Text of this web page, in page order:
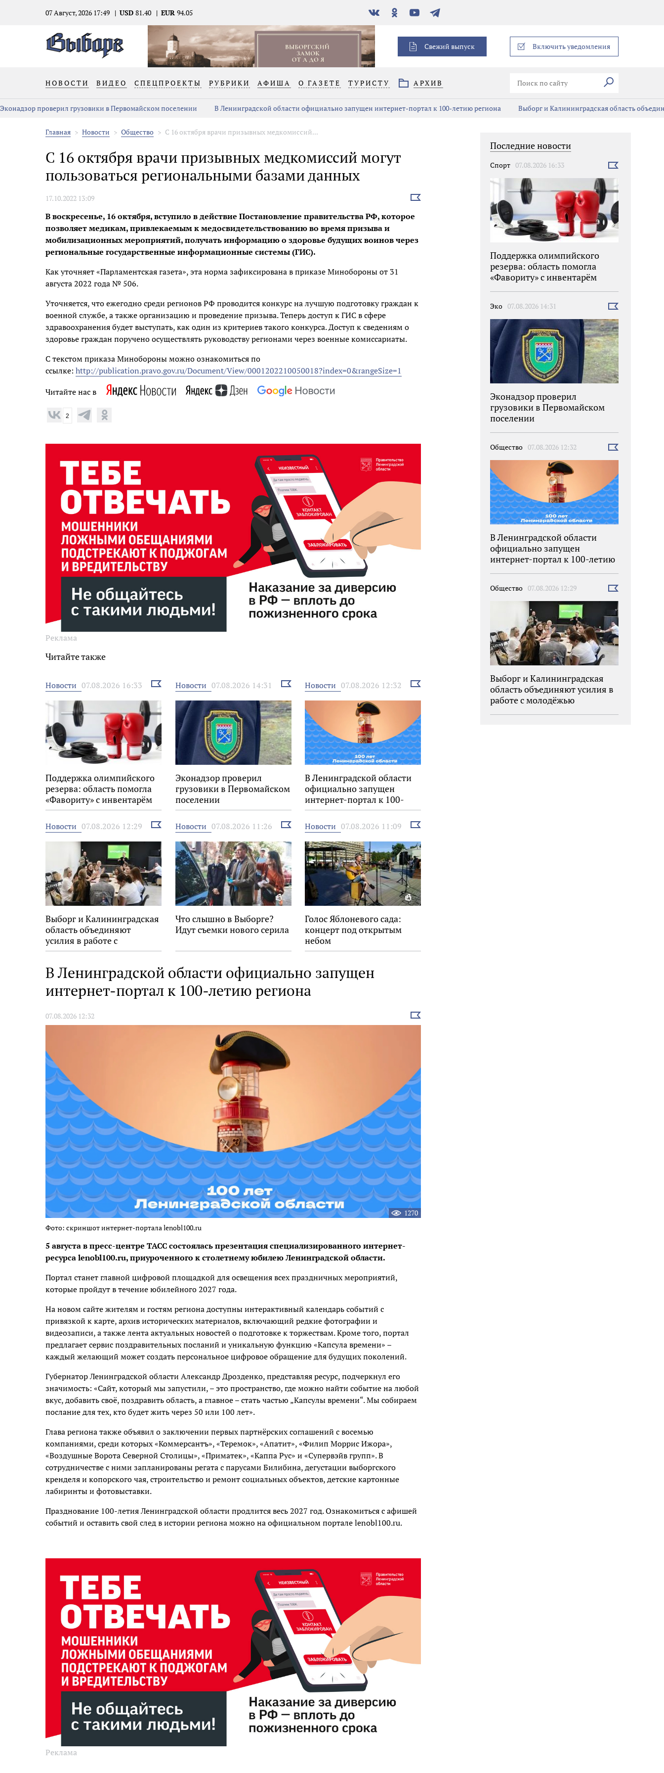
07 Август, 2026 17:49 USD 81.40 EUR 94.05
В
контакте
Одноклассники
YouTubeТелеграм
Свежий выпуск Включить уведомления
НОВОСТИ ВИДЕО СПЕЦПРОЕКТЫ РУБРИКИ АФИША О ГАЗЕТЕ ТУРИСТУ АРХИВ Искать
Эконадзор проверил грузовики в Первомайском поселении В Ленинградской области официально запущен интернет-портал к 100-летию региона Выборг и Калининградская область
Главная Новости Общество С 16 октября врачи призывных медкомиссий...
С 16 октября врачи призывных медкомиссий могут
пользоваться региональными базами данных
17.10.2022 13:09
Выбрать
В воскресенье, 16 октября, вступило в действие Постановление правительства РФ, которое
позволяет медикам, привлекаемым к медосвидетельствованию во время призыва и
мобилизационных мероприятий, получать информацию о здоровье будущих воинов через
региональные государственные информационные системы (ГИС).
Как уточняет «Парламентская газета», эта норма зафиксирована в приказе Минобороны от 31
августа 2022 года № 506.
Уточняется, что ежегодно среди регионов РФ проводится конкурс на лучшую подготовку граждан к
военной службе, а также организацию и проведение призыва. Теперь доступ к ГИС в сфере
здравоохранения будет выступать, как один из критериев такого конкурса. Доступ к сведениям о
здоровье граждан поручено осуществлять руководству регионами через военные комиссариаты.
С текстом приказа Минобороны можно ознакомиться по
ссылке: http://publication.pravo.gov.ru/Document/View/0001202210050018?index=0&rangeSize=1
Читайте нас в
2
Реклама
Читайте также
Новости 07.08.2026 16:33
Выбрать
новость
Поддержка олимпийского
резерва: область помогла
«Фавориту» с инвентарём
Новости 07.08.2026 14:31
Выбрать
новость
Эконадзор проверил
грузовики в Первомайском
поселении
Новости 07.08.2026 12:32
Выбрать
В Ленинградской области
официально запущен
интернет-портал к 100-
летию региона
Новости 07.08.2026 12:29
Выбрать
новость
Выборг и Калининградская
область объединяют
усилия в работе с
молодёжью
Новости 07.08.2026 11:26
Выбрать
новость
Что слышно в Выборге?
Идут съемки нового серила
Новости 07.08.2026 11:09
Выбрать
Голос Яблоневого сада:
концерт под открытым
небом
В Ленинградской области официально запущен
интернет-портал к 100-летию региона
07.08.2026 12:32
Выбрать
новость
1270
Фото: скриншот интернет-портала lenobl100.ru
5 августа в пресс-центре ТАСС состоялась презентация специализированного интернет-
ресурса lenobl100.ru, приуроченного к столетнему юбилею Ленинградской области.
Портал станет главной цифровой площадкой для освещения всех праздничных мероприятий,
которые пройдут в течение юбилейного 2027 года.
На новом сайте жителям и гостям региона доступны интерактивный календарь событий с
привязкой к карте, архив исторических материалов, включающий редкие фотографии и
видеозаписи, а также лента актуальных новостей о подготовке к торжествам. Кроме того, портал
предлагает сервис поздравительных посланий и уникальную функцию «Капсула времени» –
каждый желающий может создать персональное цифровое обращение для будущих поколений.
Губернатор Ленинградской области Александр Дрозденко, представляя ресурс, подчеркнул его
значимость: «Сайт, который мы запустили, – это пространство, где можно найти событие на любой
вкус, добавить своё, поздравить область, а главное – стать частью „Капсулы времени“. Мы собираем
послание для тех, кто будет жить через 50 или 100 лет».
Глава региона также объявил о заключении первых партнёрских соглашений с восемью
компаниями, среди которых «Коммерсантъ», «Теремок», «Апатит», «Филип Моррис Ижора»,
«Воздушные Ворота Северной Столицы», «Приматек», «Каппа Рус» и «Супервэйв групп». В
сотрудничестве с ними запланированы регата с парусами Билибина, дегустации выборгского
кренделя и копорского чая, строительство и ремонт социальных объектов, детские картонные
лабиринты и фотовыставки.
Празднование 100-летия Ленинградской области продлится весь 2027 год. Ознакомиться с афишей
событий и оставить свой след в истории региона можно на официальном портале lenobl100.ru.
Реклама
Последние новости
Спорт 07.08.2026 16:33
Выбрать
Поддержка олимпийского
резерва: область помогла
«Фавориту» с инвентарём
Эко 07.08.2026 14:31
Выбрать
Эконадзор проверил
грузовики в Первомайском
поселении
Общество 07.08.2026 12:32
Выбрать
В Ленинградской области
официально запущен
интернет-портал к 100-летию
Общество 07.08.2026 12:29
Выбрать
Выборг и Калининградская
область объединяют усилия в
работе с молодёжью